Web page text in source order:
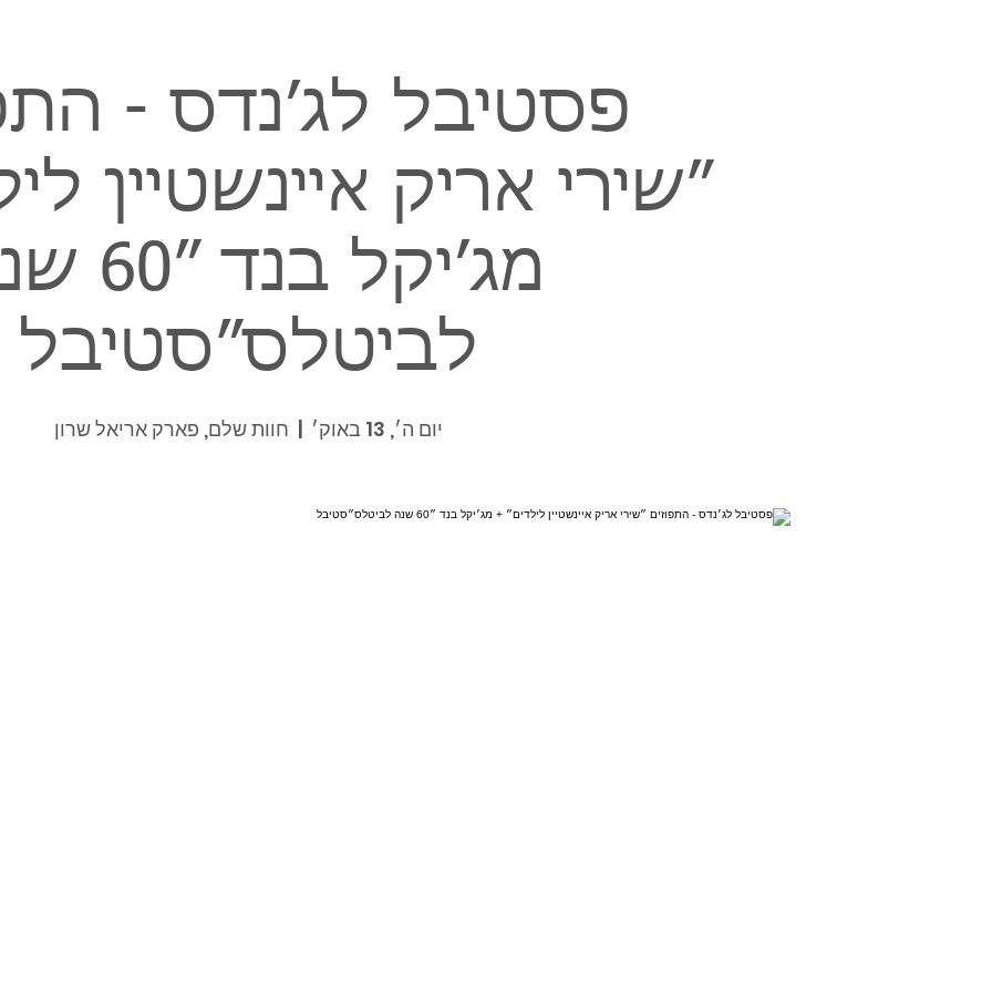
פסטיבל לג׳נדס -
״שירי אריק איינשטיין
מג׳יקל
לביטלס״סטיבל
יום ה׳, 13 באוק׳
  |
חוות שלם, פארק אריאל שרון